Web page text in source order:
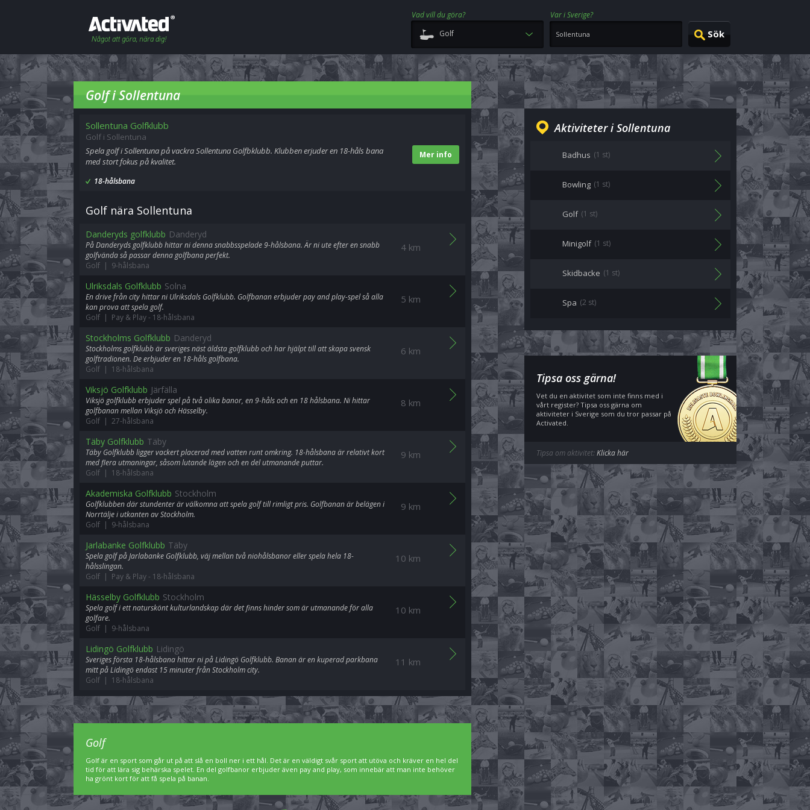
Vad vill du göra?
Var i Sverige?
Golf
Golf i Sollentuna
Sollentuna Golfklubb
Golf i Sollentuna
Mer info
Spela golf i Sollentuna på vackra Sollentuna Golfbklubb. Klubben erjuder en 18-håls bana
med stort fokus på kvalitet.
18-hålsbana
Golf nära Sollentuna
4 km
Danderyds golfklubb Danderyd
På Danderyds golfklubb hittar ni denna snabbsspelade 9-hålsbana. Är ni ute efter en snabb
golfvända så passar denna golfbana perfekt.
Golf | 9-hålsbana
5 km
Ulriksdals Golfklubb Solna
En drive från city hittar ni Ulriksdals Golfklubb. Golfbanan erbjuder pay and play-spel så alla
kan prova att spela golf.
Golf | Pay & Play- 18-hålsbana
6 km
Stockholms Golfklubb Danderyd
Stockholms golfklubb är sveriges näst äldsta golfklubb och har hjälpt till att skapa svensk
golftradionen. De erbjuder en 18-håls golfbana.
Golf | 18-hålsbana
8 km
Viksjö Golfklubb Järfälla
Viksjö golfklubb erbjuder spel på två olika banor, en 9-håls och en 18 hålsbana. Ni hittar
golfbanan mellan Viksjö och Hässelby.
Golf | 27-hålsbana
9 km
Täby Golfklubb Täby
Täby Golfklubb ligger vackert placerad med vatten runt omkring. 18-hålsbana är relativt kort
med flera utmaningar, såsom lutande lägen och en del utmanande puttar.
Golf | 18-hålsbana
9 km
Akademiska Golfklubb Stockholm
Golfklubben där stundenter är välkomna att spela golf till rimligt pris. Golfbanan är belägen i
Norrtälje i utkanten av Stockholm.
Golf | 9-hålsbana
10 km
Jarlabanke Golfklubb Täby
Spela golf på Jarlabanke Golfklubb, väj mellan två niohålsbanor eller spela hela 18-
hålsslingan.
Golf | Pay & Play- 18-hålsbana
10 km
Hässelby Golfklubb Stockholm
Spela golf i ett naturskönt kulturlandskap där det finns hinder som är utmanande för alla
golfare.
Golf | 9-hålsbana
11 km
Lidingö Golfklubb Lidingö
Sveriges första 18-hålsbana hittar ni på Lidingö Golfklubb. Banan är en kuperad parkbana
mitt på Lidingö endast 15 minuter från Stockholm city.
Golf | 18-hålsbana
Aktiviteter i Sollentuna
Badhus (1 st)
Bowling (1 st)
Golf (1 st)
Minigolf (1 st)
Skidbacke (1 st)
Spa (2 st)
Tipsa oss gärna!
Vet du en aktivitet som inte finns med i
vårt register? Tipsa oss gärna om
aktiviteter i Sverige som du tror passar på
Activated.
Tipsa om aktivitet:Klicka här
Golf
Golf är en sport som går ut på att slå en boll ner i ett hål. Det är en väldigt svår sport att utöva och kräver en hel del
tid för att lära sig behärska spelet. En del golfbanor erbjuder även pay and play, som innebär att man inte behöver
ha grönt kort för att få spela på banan.